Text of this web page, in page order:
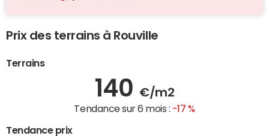
Prix des terrains à Rouville
Terrains
140 €/m2
Tendance sur 6 mois : -17 %
Tendance prix